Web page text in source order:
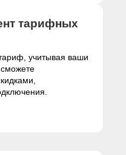
тарифных
учитывая ваши